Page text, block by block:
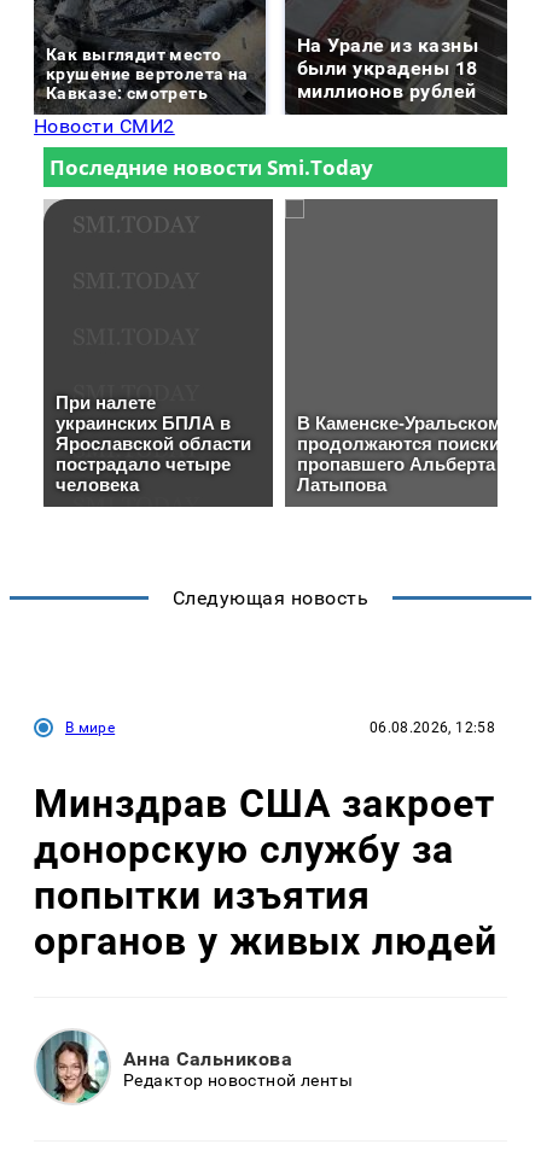
Как выглядит место
крушение вертолета на
Кавказе: смотреть
На Урале из казны
были украдены 18
миллионов рублей
Новости СМИ2
Следующая новость
В мире 06.08.2026, 12:58
Минздрав США закроет
донорскую службу за
попытки изъятия
органов у живых людей
Анна Сальникова
Редактор новостной ленты